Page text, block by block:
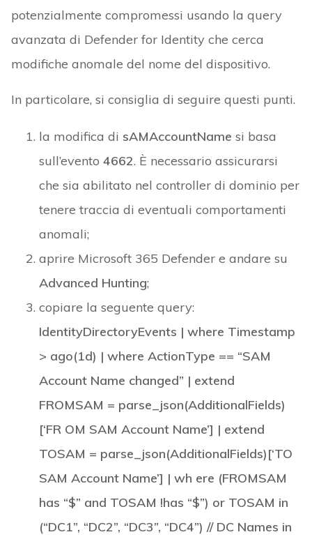
potenzialmente compromessi usando la query
avanzata di Defender for Identity che cerca
modifiche anomale del nome del dispositivo.
In particolare, si consiglia di seguire questi punti.
la modifica di sAMAccountName si basa
sull’evento 4662. È necessario assicurarsi
che sia abilitato nel controller di dominio per
tenere traccia di eventuali comportamenti
anomali;
aprire Microsoft 365 Defender e andare su
Advanced Hunting;
copiare la seguente query:
IdentityDirectoryEvents | where Timestamp
> ago(1d) | where ActionType == “SAM
Account Name changed” | extend
FROMSAM = parse_json(AdditionalFields)
[‘FR OM SAM Account Name’] | extend
TOSAM = parse_json(AdditionalFields)[‘TO
SAM Account Name’] | wh ere (FROMSAM
has “$” and TOSAM !has “$”) or TOSAM in
(“DC1”, “DC2”, “DC3”, “DC4”) // DC Names in